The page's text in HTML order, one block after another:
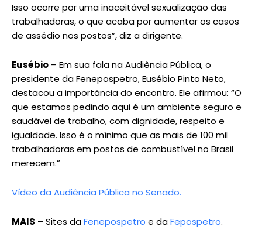
Isso ocorre por uma inaceitável sexualização das
trabalhadoras, o que acaba por aumentar os casos
de assédio nos postos”, diz a dirigente.
Eusébio – Em sua fala na Audiência Pública, o
presidente da Fenepospetro, Eusébio Pinto Neto,
destacou a importância do encontro. Ele afirmou: “O
que estamos pedindo aqui é um ambiente seguro e
saudável de trabalho, com dignidade, respeito e
igualdade. Isso é o mínimo que as mais de 100 mil
trabalhadoras em postos de combustível no Brasil
merecem.”
Vídeo da Audiência Pública no Senado.
MAIS – Sites daFenepospetro e daFepospetro.